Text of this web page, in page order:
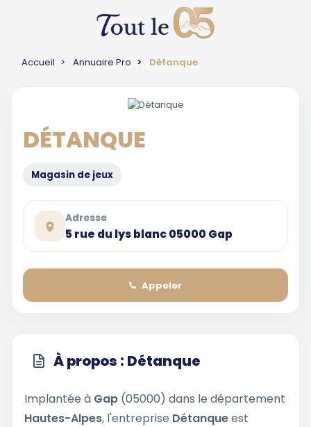
Accueil Annuaire Pro Détanque
DÉTANQUE
Magasin de jeux
Adresse
5 rue du lys blanc 05000 Gap
Appeler
À propos : Détanque
Implantée à Gap (05000) dans le département
Hautes-Alpes, l'entreprise Détanqueest